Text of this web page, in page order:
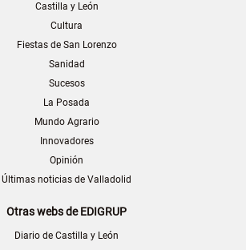
Castilla y León
Cultura
Fiestas de San Lorenzo
Sanidad
Sucesos
La Posada
Mundo Agrario
Innovadores
Opinión
Últimas noticias de Valladolid
Otras webs de EDIGRUP
Diario de Castilla y León